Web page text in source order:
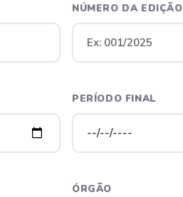
NÚMERO DA EDIÇÃO
PERÍODO FINAL
ÓRGÃO